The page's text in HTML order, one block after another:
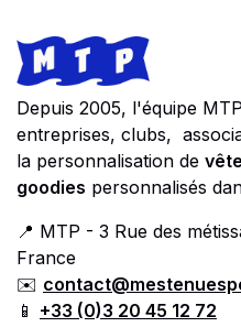
Footer
Store information
Depuis 2005, l'équipe
entreprises, clubs,
la personnalisation de
goodies personnalisés
📍 MTP - 3 Rue des
France
✉️
📱 +33 (0)3 20 45 12 72